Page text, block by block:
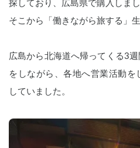
探しており、広島県で購入しまし
そこから「働きながら旅する」
広島から北海道へ帰ってくる3
をしながら、各地へ営業活動を
していました。